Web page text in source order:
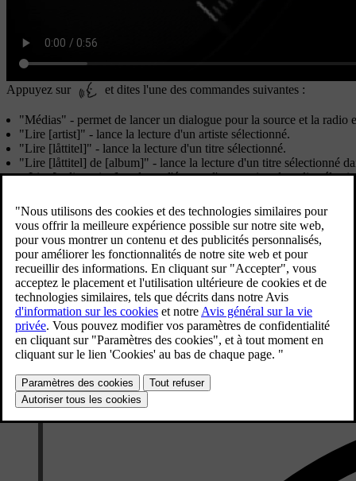
Appuyez sur et dites l'une des commandes suivantes :
"Médias" - permet de lancer un dialogue pour la source et la radio
"Lire [artist]" - lance la lecture d'un artiste sélectionné.
"Lire [låttitel]" - lance la lecture d'un titre sélectionné.
"Lire [låttitel] de [album]" - lance la lecture d'un titre sélectionné
«Lire [radiostation]» - lance l'écoute d'une station de radio
"Régler sur [fréquence] [frekvensband]
" - lance la fréquence
" Radio" - permet d'écouter la radio FM.
"Radio FM" - permet d'écouter la radio FM.
«DAB» - permet d'écouter la radio DAB*.
"USB" - permet de lancer la lecture à partir d'une clé USB.
"iPod" - permet de lancer la lecture à partir d'un iPod.
"Bluetooth" - permet de lancer la lecture à partir d'une source
"Musique similaire" - permet de lancer la lecture à partir des